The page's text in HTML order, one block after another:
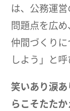
は、公務運
問題点を広め
仲間づくり
しよう」と呼
笑いあり涙
らこそたたか